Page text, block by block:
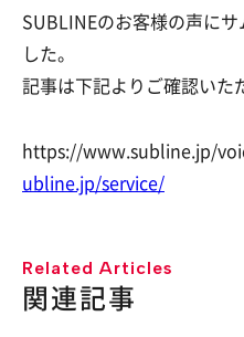
SUBLINEのお客様の声に
した。
記事は下記よりご確認いた
https://www.subline.jp/
ubline.jp/service/
Related Articles
関連記事